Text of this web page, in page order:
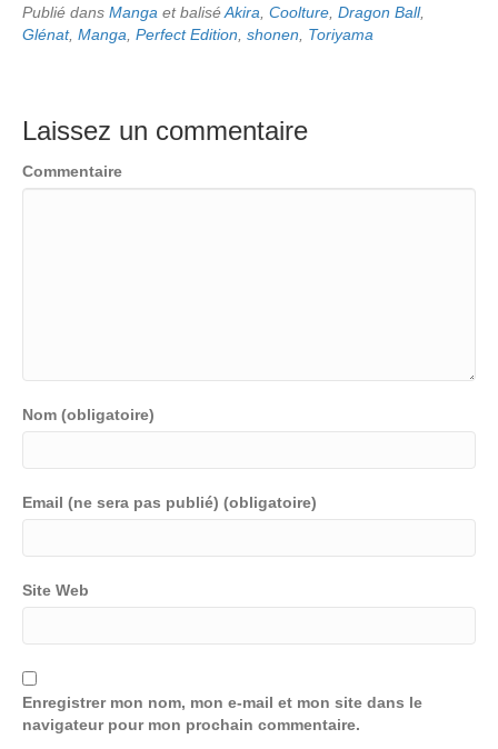
Publié dans Manga et baliséAkira Coolture Dragon Ball,
Glénat, Manga Perfect Edition shonen Toriyama
Laissez un commentaire
Commentaire
Nom (obligatoire)
Email (ne sera pas publié) (obligatoire)
Site Web
Enregistrer mon nom, mon e-mail et mon site dans le
navigateur pour mon prochain commentaire.